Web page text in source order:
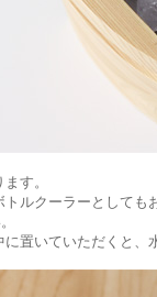
す。
ルクーラーとしても
置いていただくと、